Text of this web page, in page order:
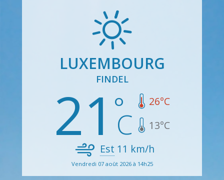
LUXEMBOURG
FINDEL
21 26°C
13°C
Est 11 km/h
Vendredi 07 août 2026 à 14h25